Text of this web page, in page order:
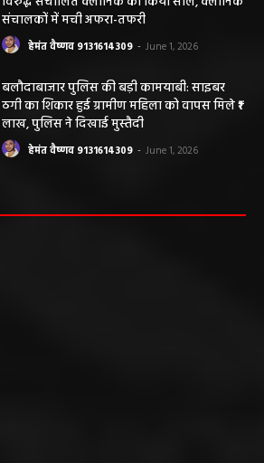
संचालकों में मची अफरा-तफरी
हेमंत वैष्णव 9131614309 - June 1, 2026
बलौदाबाजार पुलिस की बड़ी कामयाबी: साइबर
ठगी का शिकार हुई ग्रामीण महिला को वापस मिले ₹1
लाख, पुलिस ने दिखाई मुस्तैदी
हेमंत वैष्णव 9131614309 - June 1, 2026